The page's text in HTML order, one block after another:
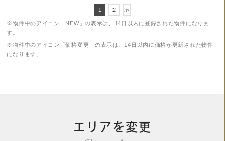
1 2 ≫
※物件中のアイコン「NEW」の表示は、14日以内に登録された物件になりま
す。
※物件中のアイコン「価格変更」の表示は、14日以内に価格が更新された物件
になります。
エリアを変更